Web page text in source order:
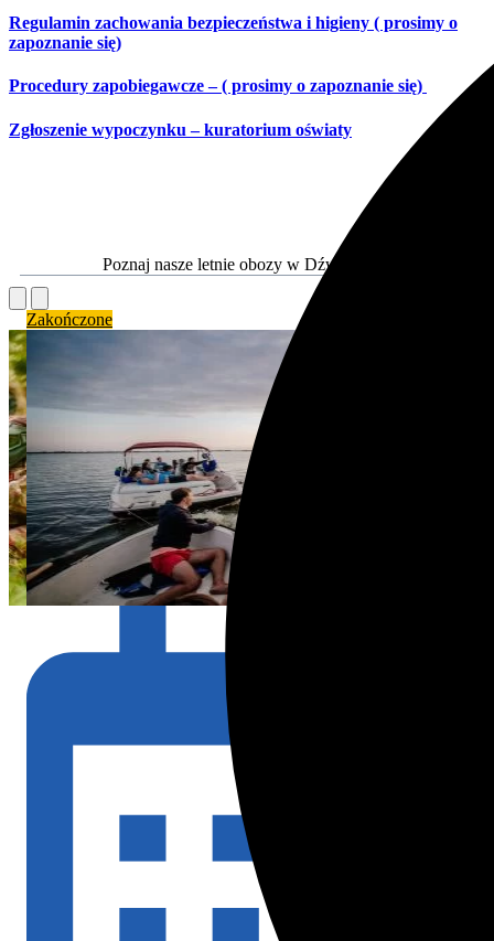
Regulamin zachowania bezpieczeństwa i higieny ( prosimy o
zapoznanie się)
Procedury zapobiegawcze – ( prosimy o zapoznanie się)
Zgłoszenie wypoczynku – kuratorium oświaty
Poznaj nasze letnie obozy w Dźwirzynie!
Zakończone